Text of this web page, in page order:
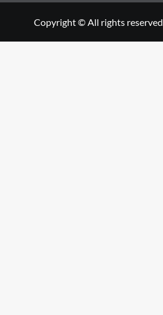
Copyright © All rights reserved